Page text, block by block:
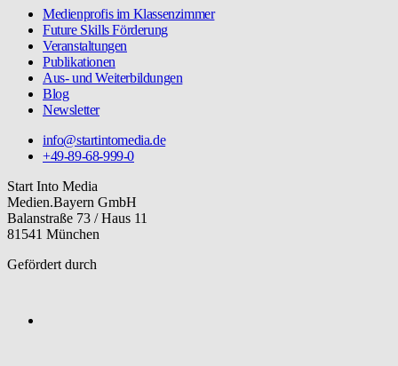
Medienprofis im Klassenzimmer
Future Skills Förderung
Veranstaltungen
Publikationen
Aus- und Weiterbildungen
Blog
Newsletter
info@startintomedia.de
+49-89-68-999-0
Start Into Media
Medien.Bayern GmbH
Balanstraße 73 / Haus 11
81541 München
Gefördert durch